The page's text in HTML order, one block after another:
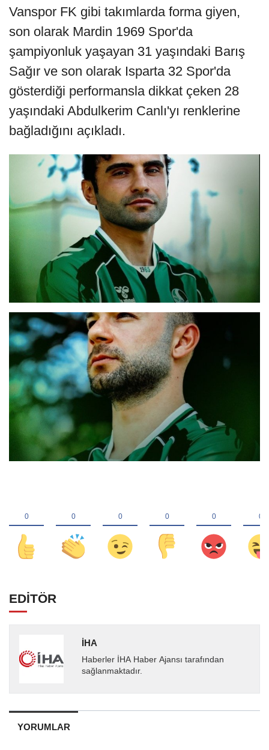
Vanspor FK gibi takımlarda forma giyen,
son olarak Mardin 1969 Spor'da
şampiyonluk yaşayan 31 yaşındaki Barış
Sağır ve son olarak Isparta 32 Spor'da
gösterdiği performansla dikkat çeken 28
yaşındaki Abdulkerim Canlı'yı renklerine
bağladığını açıkladı.
EDİTÖR
İHA
Haberler İHA Haber Ajansı tarafından
sağlanmaktadır.
YORUMLAR